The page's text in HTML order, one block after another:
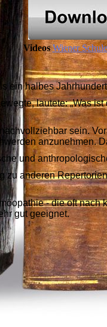
VideosWiener
ein halbes
lautete: „Was
sein.
anzunehmen.
und
anderen
- die oft
gut geeignet.